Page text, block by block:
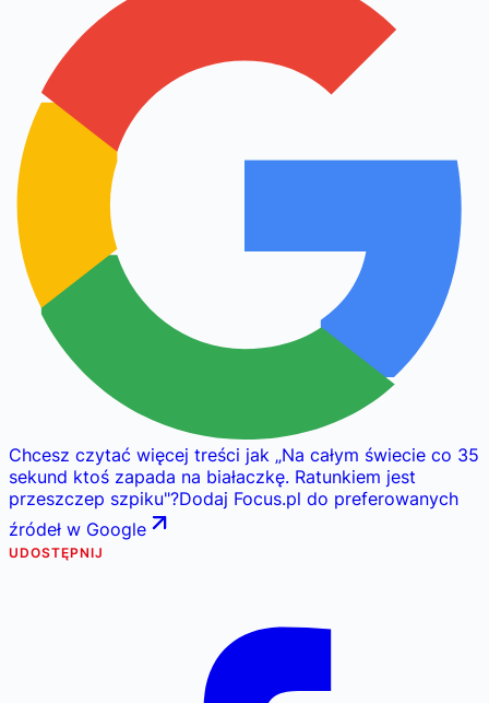
Chcesz czytać więcej treści jak „Na całym świecie co 35
sekund ktoś zapada na białaczkę. Ratunkiem jest
przeszczep szpiku"?Dodaj Focus.pl do preferowanych
źródeł w Google
UDOSTĘPNIJ